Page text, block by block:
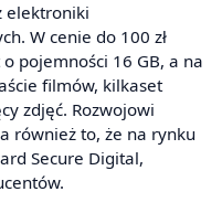
elektroniki
W cenie do 100 zł
pojemności 16 GB, a na
filmów, kilkaset
zdjęć. Rozwojowi
również to, że na rynku
Secure Digital,